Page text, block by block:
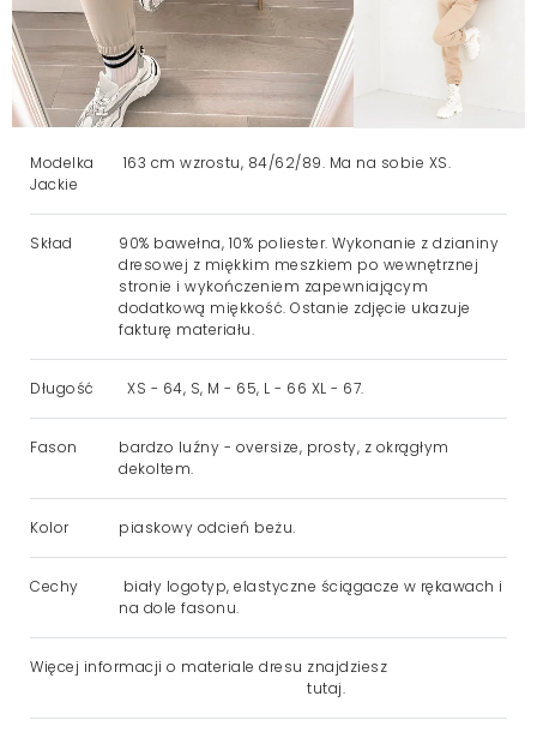
Modelka
Jackie
163 cm wzrostu, 84/62/89. Ma na sobie XS.
Skład
90% bawełna, 10% poliester. Wykonanie z dzianiny
dresowej z miękkim meszkiem po wewnętrznej
stronie i wykończeniem zapewniającym
dodatkową miękkość. Ostanie zdjęcie ukazuje
fakturę materiału.
Długość XS - 64, S, M - 65, L - 66 XL - 67.
Fason
bardzo luźny - oversize, prosty, z okrągłym
dekoltem.
Kolor piaskowy odcień beżu.
Cechy
biały logotyp, elastyczne ściągacze w rękawach i
na dole fasonu.
Więcej informacji o materiale dresu znajdziesz
tutaj.